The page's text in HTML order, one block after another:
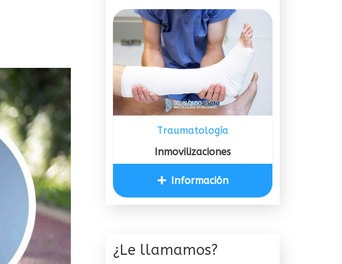
Traumatología
Inmovilizaciones
Información
¿Le llamamos?